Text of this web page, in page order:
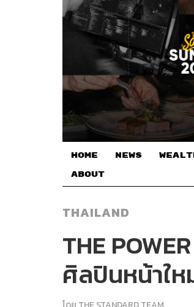
HOME NEWS
ABOUT
THAILAND
THE
ศิลปินหน้าให